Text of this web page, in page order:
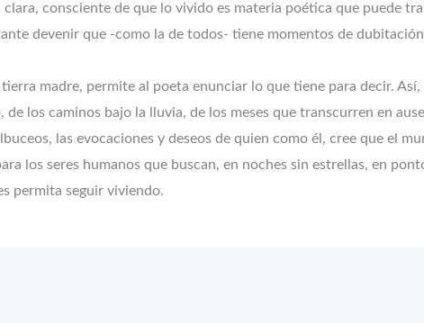
consciente de que lo vivido es materia poética que puede
devenir que -como la de todos- tiene momentos de
madre, permite al poeta enunciar lo que tiene para decir.
los caminos bajo la lluvia, de los meses que transcurren en
las evocaciones y deseos de quien como él, cree que el
los seres humanos que buscan, en noches sin estrellas, en
permita seguir viviendo.